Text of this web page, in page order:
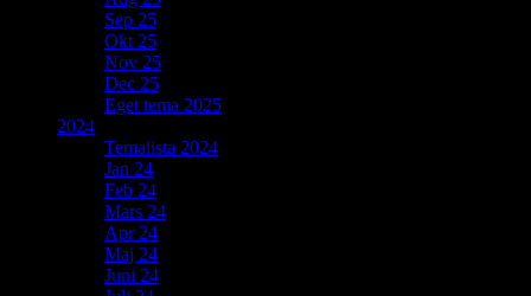
Sep 25
Okt 25
Nov 25
Dec 25
Eget tema 2025
2024
Temalista 2024
Jan 24
Feb 24
Mars 24
Apr 24
Maj 24
Juni 24